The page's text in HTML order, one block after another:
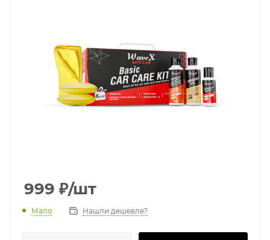
999 ₽/шт
Мало Нашли дешевле?